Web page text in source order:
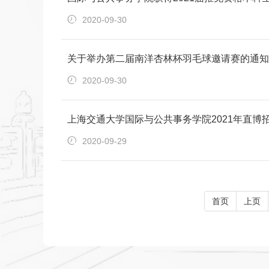
2020-09-30
关于举办第二届南洋杏林杯羽毛球邀请赛的通知
2020-09-30
上海交通大学国际与公共事务学院2021年直博
2020-09-29
首页 上页